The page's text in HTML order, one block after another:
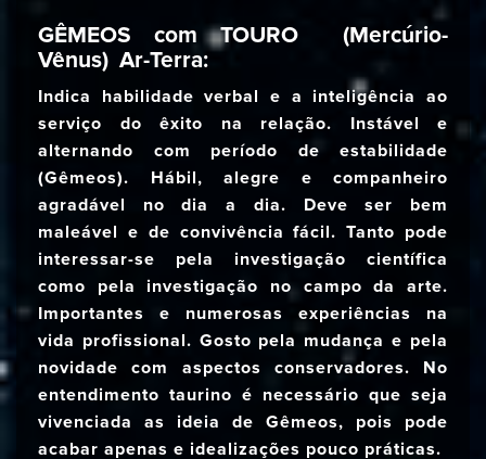
GÊMEOS com TOURO (Mercúrio-
Vênus) Ar-Terra:
Indica habilidade verbal e a inteligência ao
serviço do êxito na relação. Instável e
alternando com período de estabilidade
(Gêmeos). Hábil, alegre e companheiro
agradável no dia a dia. Deve ser bem
maleável e de convivência fácil. Tanto pode
interessar-se pela investigação científica
como pela investigação no campo da arte.
Importantes e numerosas experiências na
vida profissional. Gosto pela mudança e pela
novidade com aspectos conservadores. No
entendimento taurino é necessário que seja
vivenciada as ideia de Gêmeos, pois pode
acabar apenas e idealizações pouco práticas.